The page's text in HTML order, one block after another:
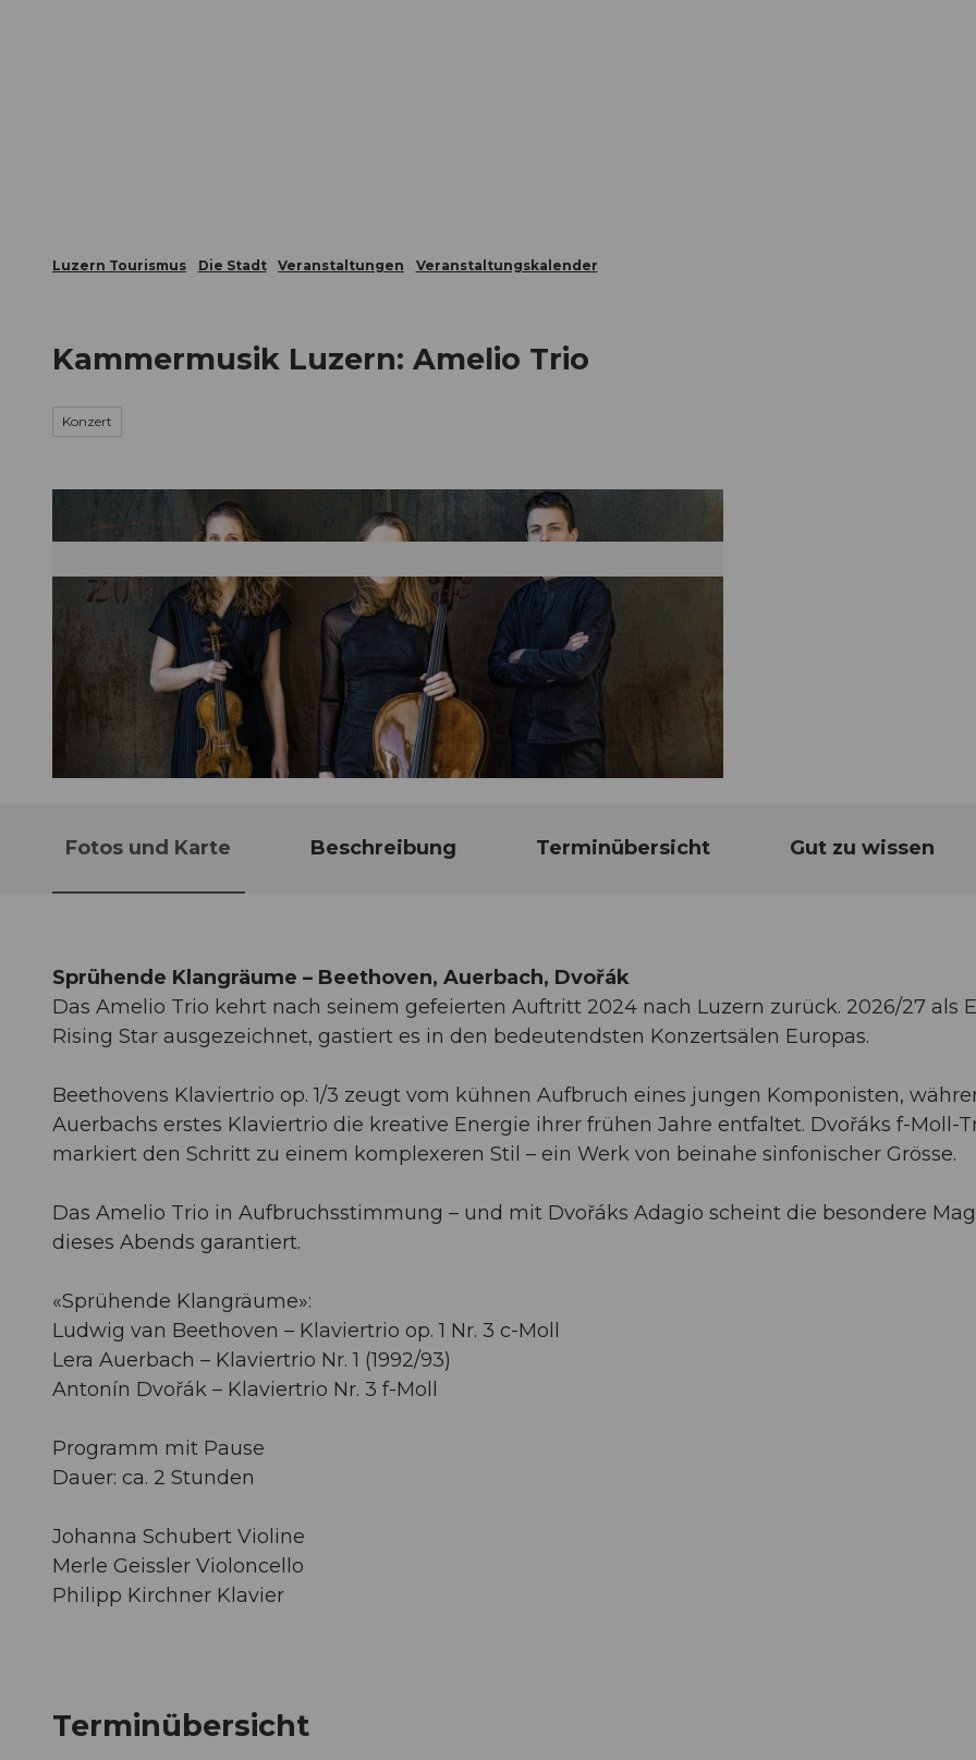
Luzern Tourismus Die Stadt Veranstaltungen Veranstaltungskalender
Kammermusik Luzern: Amelio Trio
Konzert
Fotos und Karte Beschreibung Terminübersicht Gut zu wissen
Sprühende Klangräume – Beethoven, Auerbach, Dvořák
Das Amelio Trio kehrt nach seinem gefeierten Auftritt 2024 nach Luzern zurück. 2026/27 als
Rising Star ausgezeichnet, gastiert es in den bedeutendsten Konzertsälen Europas.
Beethovens Klaviertrio op. 1/3 zeugt vom kühnen Aufbruch eines jungen Komponisten,
Auerbachs erstes Klaviertrio die kreative Energie ihrer frühen Jahre entfaltet. Dvořáks f-Moll-
markiert den Schritt zu einem komplexeren Stil – ein Werk von beinahe sinfonischer Grösse.
Das Amelio Trio in Aufbruchsstimmung – und mit Dvořáks Adagio scheint die besondere
dieses Abends garantiert.​​​​​​​
«Sprühende Klangräume»:
Ludwig van Beethoven – Klaviertrio op. 1 Nr. 3 c-Moll
Lera Auerbach – Klaviertrio Nr. 1 (1992/93)
Antonín Dvořák – Klaviertrio Nr. 3 f-Moll
Programm mit Pause
Dauer: ca. 2 Stunden
Johanna Schubert Violine
Merle Geissler Violoncello
Philipp Kirchner Klavier
Terminübersicht